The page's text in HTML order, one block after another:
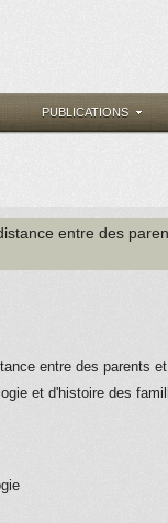
PUBLICATIONS
entre des
entre des parents
et d'histoire des